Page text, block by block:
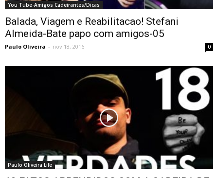
You Tube-Amigos Cadeirantes/Dicas
Balada, Viagem e Reabilitacao! Stefani
Almeida-Bate papo com amigos-05
Paulo Oliveira - nov 18, 2016 0
Paulo Oliveira Life